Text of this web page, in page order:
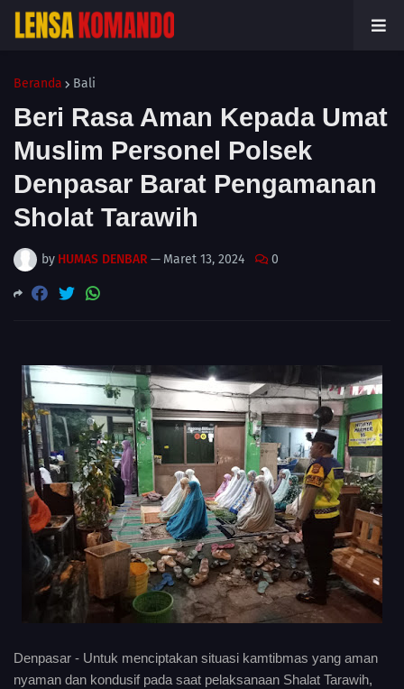
Beranda Bali
Beri Rasa Aman Kepada Umat
Muslim Personel Polsek
Denpasar Barat Pengamanan
Sholat Tarawih
by HUMAS DENBAR — Maret 13, 2024 0
Denpasar - Untuk menciptakan situasi kamtibmas yang aman
nyaman dan kondusif pada saat pelaksanaan Shalat Tarawih,